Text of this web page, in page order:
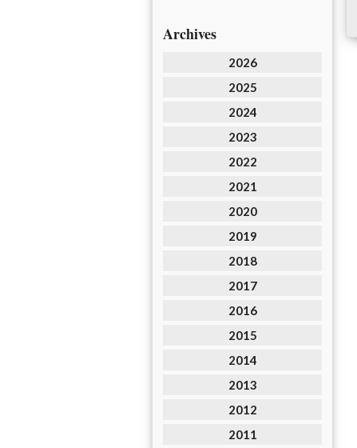
Archives
2026
2025
2024
2023
2022
2021
2020
2019
2018
2017
2016
2015
2014
2013
2012
2011